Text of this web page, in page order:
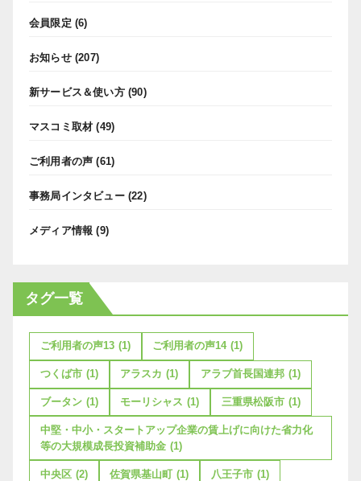
会員限定 (6)
お知らせ(207)
新サービス＆使い方(90)
マスコミ取材 (49)
ご利用者の声 (61)
事務局インタビュー(22)
メディア情報 (9)
タグ一覧
ご利用者の声13 (1) ご利用者の声14 (1)
つくば市 (1) アラスカ (1) アラブ首長国連邦 (1)
ブータン (1) モーリシャス (1) 三重県松阪市 (1)
中堅・中小・スタートアップ企業の賃上げに向けた省力化
等の大規模成長投資補助金 (1)
中央区 (2) 佐賀県基山町 (1) 八王子市 (1)